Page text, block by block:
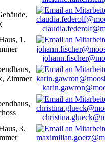
1.
Zimmer
3.